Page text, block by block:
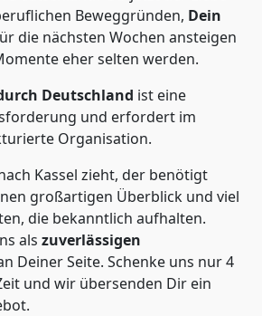
Beweggründen, Dein
die nächsten Wochen ansteigen
eher selten werden.
Deutschland ist eine
und erfordert im
Organisation.
Kassel zieht, der benötigt
großartigen Überblick und viel
die bekanntlich aufhalten.
als zuverlässigen
Deiner Seite. Schenke uns nur4
und wir übersenden Dir ein